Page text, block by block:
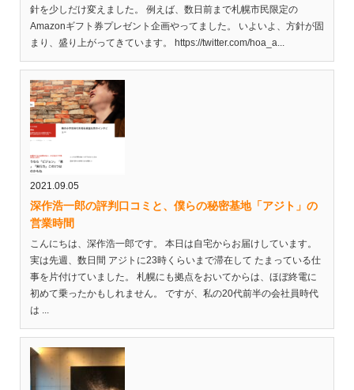
針を少しだけ変えました。 例えば、数日前まで札幌市民限定の
Amazonギフト券プレゼント企画やってました。 いよいよ、方針が固
まり、盛り上がってきています。 https://twitter.com/hoa_a...
2021.09.05
深作浩一郎の評判口コミと、僕らの秘密基地「アジト」の
営業時間
こんにちは、深作浩一郎です。 本日は自宅からお届けしています。
実は先週、数日間 アジトに23時くらいまで滞在して たまっている仕
事を片付けていました。 札幌にも拠点をおいてからは、ほぼ終電に
初めて乗ったかもしれません。 ですが、私の20代前半の会社員時代
は ...